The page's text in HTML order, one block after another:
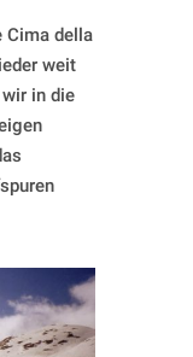
Cima della
weit
in die